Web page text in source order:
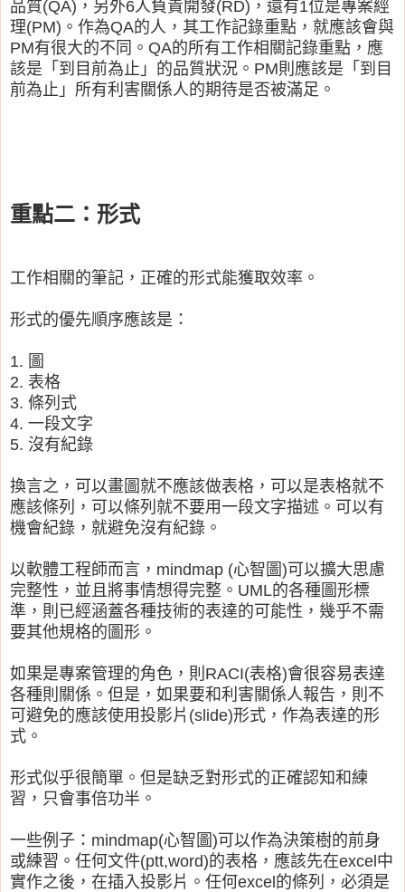
品質(QA)，另外6人負責開發(RD)，還有1位是專案經
理(PM)。作為QA的人，其工作記錄重點，就應該會與
PM有很大的不同。QA的所有工作相關記錄重點，應
該是「到目前為止」的品質狀況。PM則應該是「到目
前為止」所有利害關係人的期待是否被滿足。
重點二：形式
工作相關的筆記，正確的形式能獲取效率。
形式的優先順序應該是：
1. 圖
2. 表格
3. 條列式
4. 一段文字
5. 沒有紀錄
換言之，可以畫圖就不應該做表格，可以是表格就不
應該條列，可以條列就不要用一段文字描述。可以有
機會紀錄，就避免沒有紀錄。
以軟體工程師而言，mindmap (心智圖)可以擴大思慮
完整性，並且將事情想得完整。UML的各種圖形標
準，則已經涵蓋各種技術的表達的可能性，幾乎不需
要其他規格的圖形。
如果是專案管理的角色，則RACI(表格)會很容易表達
各種則關係。但是，如果要和利害關係人報告，則不
可避免的應該使用投影片(slide)形式，作為表達的形
式。
形式似乎很簡單。但是缺乏對形式的正確認知和練
習，只會事倍功半。
一些例子：mindmap(心智圖)可以作為決策樹的前身
或練習。任何文件(ptt,word)的表格，應該先在excel中
實作之後，在插入投影片。任何excel的條列，必須是